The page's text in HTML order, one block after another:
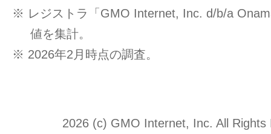
※ レジストラ「GMO Internet, Inc. d/b/a
値を集計。
※ 2026年2月時点の調査。
2026 (c) GMO Internet, Inc. All Rights